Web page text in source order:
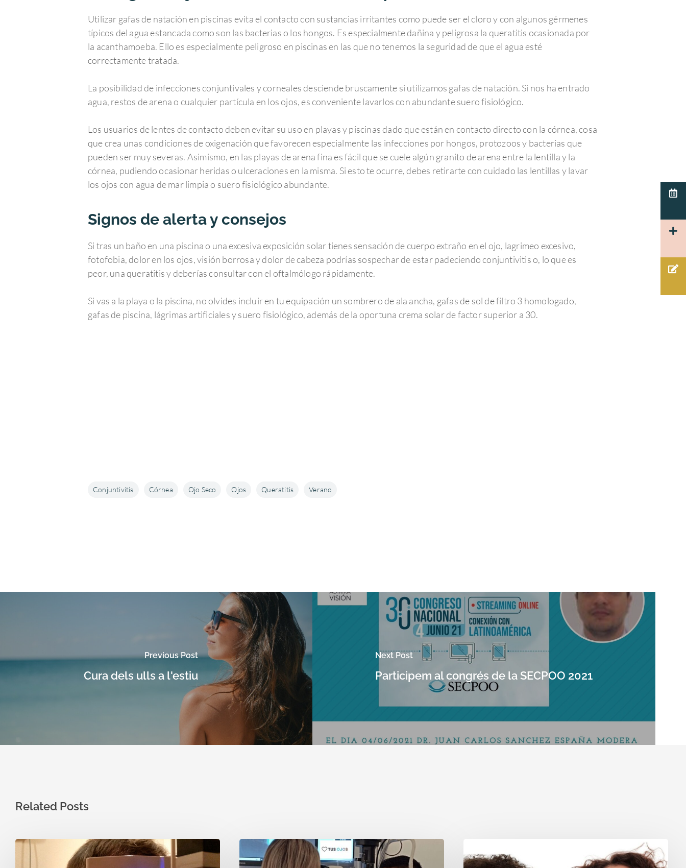
Utilizar gafas de natación en piscinas evita el contacto con sustancias irritantes como puede ser el cloro y con algunos gérmenes
típicos del agua estancada como son las bacterias o los hongos. Es especialmente dañina y peligrosa la queratitis ocasionada por
la acanthamoeba. Ello es especialmente peligroso en piscinas en las que no tenemos la seguridad de que el agua esté
correctamente tratada.
La posibilidad de infecciones conjuntivales y corneales desciende bruscamente si utilizamos gafas de natación. Si nos ha entrado
agua, restos de arena o cualquier partícula en los ojos, es conveniente lavarlos con abundante suero fisiológico.
Los usuarios de lentes de contacto deben evitar su uso en playas y piscinas dado que están en contacto directo con la córnea, cosa
que crea unas condiciones de oxigenación que favorecen especialmente las infecciones por hongos, protozoos y bacterias que
pueden ser muy severas. Asimismo, en las playas de arena fina es fácil que se cuele algún granito de arena entre la lentilla y la
córnea, pudiendo ocasionar heridas o ulceraciones en la misma. Si esto te ocurre, debes retirarte con cuidado las lentillas y lavar
los ojos con agua de mar limpia o suero fisiológico abundante.
Signos de alerta y consejos
Si tras un baño en una piscina o una excesiva exposición solar tienes sensación de cuerpo extraño en el ojo, lagrimeo excesivo,
fotofobia, dolor en los ojos, visión borrosa y dolor de cabeza podrías sospechar de estar padeciendo conjuntivitis o, lo que es
peor, una queratitis y deberías consultar con el oftalmólogo rápidamente.
Si vas a la playa o la piscina, no olvides incluir en tu equipación un sombrero de ala ancha, gafas de sol de filtro 3 homologado,
gafas de piscina, lágrimas artificiales y suero fisiológico, además de la oportuna crema solar de factor superior a 30.
Conjuntivitis Córnea Ojo Seco Ojos Queratitis Verano
Previous Post
Cura dels ulls a l'estiu
Next Post
Participem al congrés de la SECPOO 2021
Related Posts